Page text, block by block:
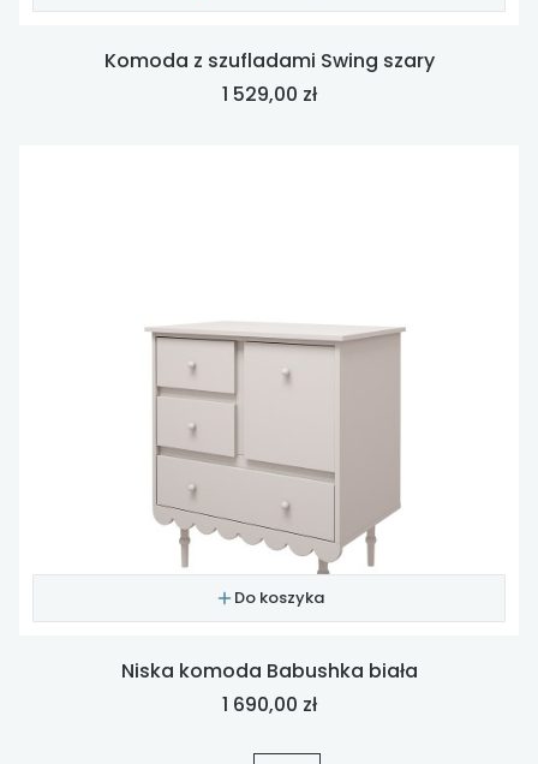
Komoda z szufladami Swing szary
Cena
1 529,00 zł
Do koszyka
Niska komoda Babushka biała
Cena
1 690,00 zł